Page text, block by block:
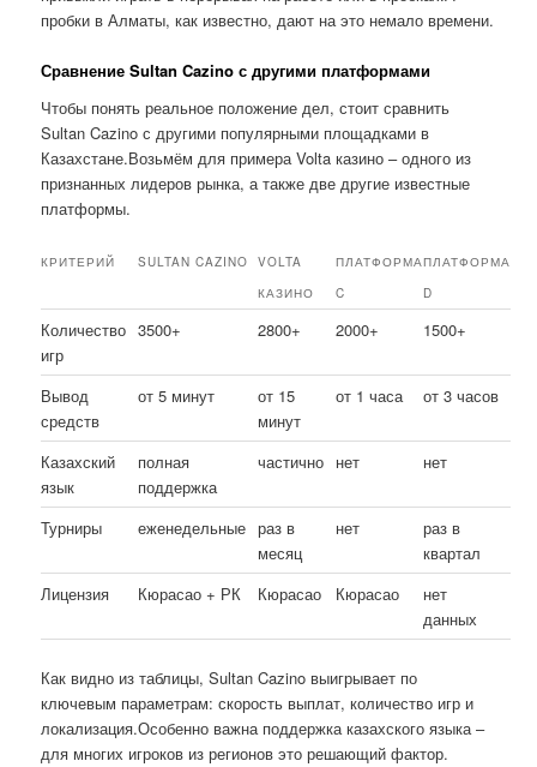
пробки в Алматы, как известно, дают на это немало времени.
Сравнение Sultan Cazino с другими платформами
Чтобы понять реальное положение дел, стоит сравнить
Sultan Cazino с другими популярными площадками в
Казахстане.Возьмём для примера Volta казино – одного из
признанных лидеров рынка, а также две другие известные
платформы.
КРИТЕРИЙ SULTAN CAZINO
VOLTA
КАЗИНО
ПЛАТФОРМА
C
ПЛАТФОРМА
D
Количество
игр
3500+ 2800+ 2000+ 1500+
Вывод
средств
от 5 минут
от 15
минут
от 1 часа от 3 часов
Казахский
язык
полная
поддержка
частично нет нет
Турниры еженедельные раз в
месяц
нет
раз в
квартал
Лицензия
Кюрасао + РК Кюрасао Кюрасао
нет
данных
Как видно из таблицы, Sultan Cazino выигрывает по
ключевым параметрам: скорость выплат, количество игр и
локализация.Особенно важна поддержка казахского языка –
для многих игроков из регионов это решающий фактор.